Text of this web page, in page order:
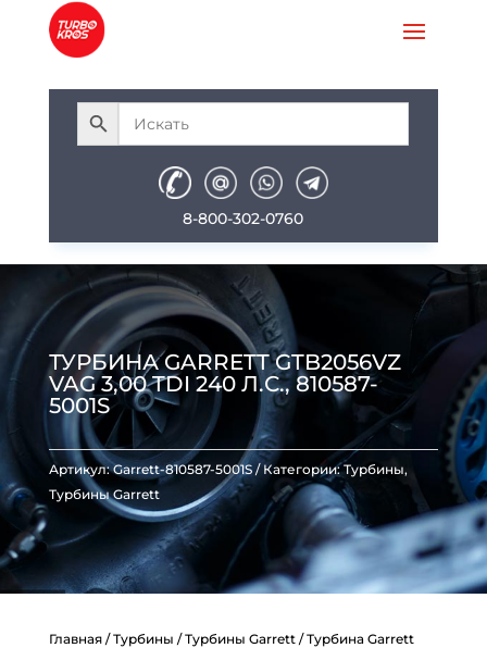
8-800-302-0760
ТУРБИНА GARRETT GTB2056VZ
VAG 3,00 TDI 240 Л.С., 810587-
5001S
Артикул:Garrett-810587-5001S Категории:Турбины,
Турбины Garrett
Главная/Турбины /Турбины Garrett/ Турбина Garrett